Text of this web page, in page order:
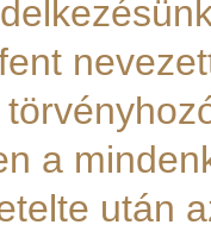
a
után